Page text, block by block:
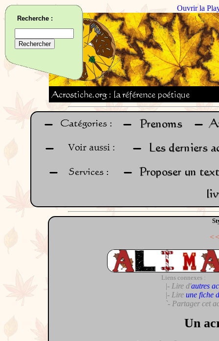
Ouvrir la
Liens connexes :
|- Lire d'autres
|- Lire une fiche
`- Partager cet
Un
Recherche :